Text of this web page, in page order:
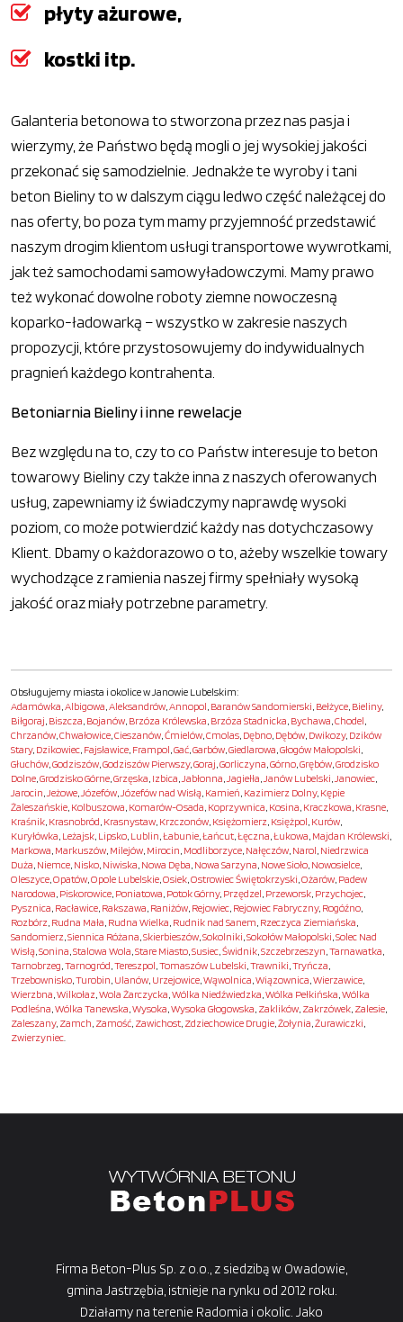
płyty ażurowe,
kostki itp.
Galanteria betonowa to stworzona przez nas pasja i
wierzymy, że Państwo będą mogli o jej wysokiej jakości
przekonać się samodzielnie. Jednakże te wyroby i tani
beton Bieliny to w dalszym ciągu ledwo część należącej do
nas oferty, bo poza tym mamy przyjemność przedstawić
naszym drogim klientom usługi transportowe wywrotkami,
jak też samochodami samowyładowczymi. Mamy prawo
też wykonać dowolne roboty ziemne nowoczesną
koparko-ładowarką – wszystko w zakresie naszych
propozycji, które przystosowujemy do indywidualnych
pragnień każdego kontrahenta.
Betoniarnia Bieliny i inne rewelacje
Bez względu na to, czy to co Państw interesuje to beton
towarowy Bieliny czy także inna z naszych oferowanych
usług, zapewniamy iż świadczymy naprawdę wysoki
poziom, co może potwierdzić każdy nas dotychczasowy
Klient. Dbamy o każdorazowo o to, ażeby wszelkie towary
wychodzące z ramienia naszej firmy spełniały wysoką
jakość oraz miały potrzebne parametry.
Obsługujemy miasta i okolice w Janowie Lubelskim:
Adamówka,Albigowa,Aleksandrów,Annopol, Baranów Sandomierski, Bełżyce, Bieliny,
Biłgoraj, Biszcza, Bojanów, Brzóza Królewska, Brzóza Stadnicka, Bychawa,Chodel,
Chrzanów,Chwałowice,Cieszanów,Ćmielów,Cmolas, Dębno, Dębów, Dwikozy, Dzików
Stary, Dzikowiec, Fajsławice, Frampol,Gać,Garbów,Giedlarowa,Głogów Małopolski,
Głuchów,Godziszów,Godziszów Pierwszy,Goraj,Gorliczyna,Górno,Grębów,Grodzisko
Dolne,Grodzisko Górne,Grzęska, Izbica,Jabłonna,Jagiełła,Janów Lubelski,Janowiec,
Jarocin,Jeżowe,Józefów,Józefów nad Wisłą, Kamień, Kazimierz Dolny, Kępie
Żaleszańskie, Kolbuszowa, Komarów-Osada, Koprzywnica, Kosina, Kraczkowa, Krasne,
Kraśnik, Krasnobród, Krasnystaw, Krzczonów, Księżomierz, Księżpol, Kurów,
Kuryłówka, Leżajsk, Lipsko, Lublin,Łabunie,Łańcut,Łęczna,Łukowa, Majdan Królewski,
Markowa, Markuszów, Milejów, Mirocin, Modliborzyce, Nałęczów, Narol, Niedrzwica
Duża, Niemce, Nisko, Niwiska, Nowa Dęba, Nowa Sarzyna, Nowe Sioło, Nowosielce,
Oleszyce,Opatów,Opole Lubelskie,Osiek,Ostrowiec Świętokrzyski,Ożarów, Padew
Narodowa, Piskorowice, Poniatowa, Potok Górny, Przędzel, Przeworsk, Przychojec,
Pysznica, Racławice, Rakszawa, Raniżów, Rejowiec, Rejowiec Fabryczny, Rogóźno,
Rozbórz, Rudna Mała, Rudna Wielka, Rudnik nad Sanem, Rzeczyca Ziemiańska,
Sandomierz,Siennica Różana,Skierbieszów,Sokolniki,Sokołów Małopolski,Solec Nad
Wisłą,Sonina,Stalowa Wola,Stare Miasto,Susiec,Świdnik,Szczebrzeszyn,Tarnawatka,
Tarnobrzeg,Tarnogród,Tereszpol,Tomaszów Lubelski,Trawniki,Tryńcza,
Trzebownisko,Turobin, Ulanów, Urzejowice,Wąwolnica,Wiązownica,Wierzawice,
Wierzbna,Wilkołaz,Wola Żarczycka,Wólka Niedźwiedzka,Wólka Pełkińska,Wólka
Podleśna,Wólka Tanewska,Wysoka,Wysoka Głogowska, Zaklików, Zakrzówek, Zalesie,
Zaleszany, Zamch, Zamość, Zawichost, Zdziechowice Drugie,Żołynia,Żurawiczki,
Zwierzyniec.
Firma Beton-Plus Sp. z o.o., z siedzibą w Owadowie,
gmina Jastrzębia, istnieje na rynku od 2012 roku.
Działamy na terenie Radomia i okolic. Jako